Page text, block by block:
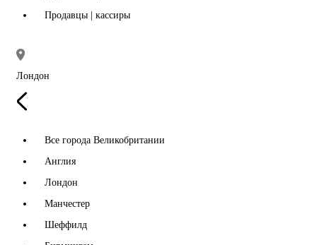
Продавцы | кассиры
Лондон
Все города Великобритании
Англия
Лондон
Манчестер
Шеффилд